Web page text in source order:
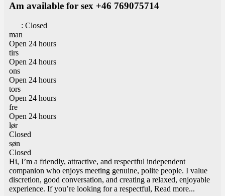
Am available for sex +46 769075714
: Closed
man
Open 24 hours
tirs
Open 24 hours
ons
Open 24 hours
tors
Open 24 hours
fre
Open 24 hours
lør
Closed
søn
Closed
Hi, I’m a friendly, attractive, and respectful independent
companion who enjoys meeting genuine, polite people. I value
discretion, good conversation, and creating a relaxed, enjoyable
experience. If you’re looking for a respectful, Read more...